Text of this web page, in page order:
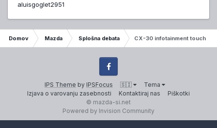
aluisgoglet2951
Domov Mazda Splošna debata CX-30 infotainment touch
IPS Theme by IPSFocus 🇸🇮
Tema
Izjava o varovanju zasebnosti
Kontaktiraj nas Piškotki
Facebook
© mazda-si.net
Powered by Invision Community